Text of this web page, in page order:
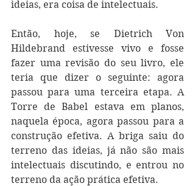
ideias, era coisa de intelectuais.
Então, hoje, se Dietrich Von
Hildebrand estivesse vivo e fosse
fazer uma revisão do seu livro, ele
teria que dizer o seguinte: agora
passou para uma terceira etapa. A
Torre de Babel estava em planos,
naquela época, agora passou para a
construção efetiva. A briga saiu do
terreno das ideias, já não são mais
intelectuais discutindo, e entrou no
terreno da ação prática efetiva.